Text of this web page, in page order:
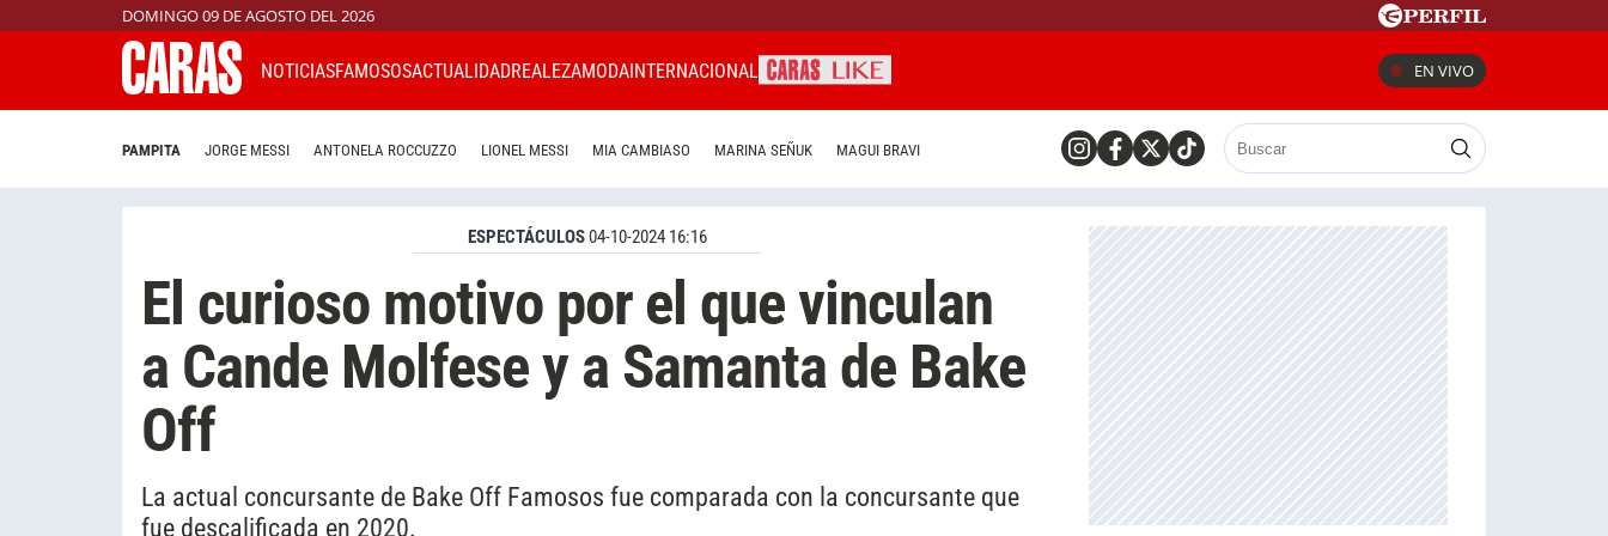
DOMINGO 09 DE AGOSTO DEL 2026
NOTICIASFAMOSOSACTUALIDADREALEZAMODAINTERNACIONAL EN VIVO
PAMPITA JORGE MESSI ANTONELA ROCCUZZO LIONEL MESSI MIA CAMBIASO MARINA SEÑUK MAGUI BRAVI
ESPECTÁCULOS04-10-2024 16:16
El curioso motivo por el que vinculan
a Cande Molfese y a Samanta de Bake
Off
La actual concursante de Bake Off Famosos fue comparada con la concursante que
fue descalificada en 2020.